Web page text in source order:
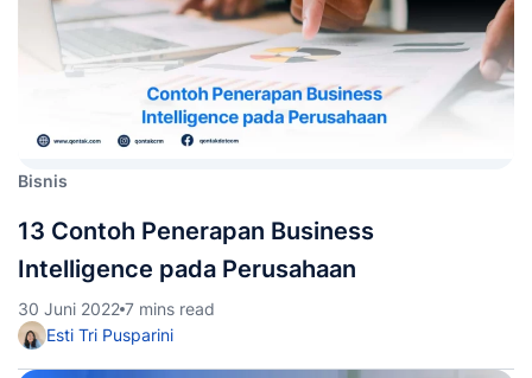
Bisnis
13 Contoh Penerapan Business
Intelligence pada Perusahaan
30 Juni 2022 7 mins read
Esti Tri Pusparini